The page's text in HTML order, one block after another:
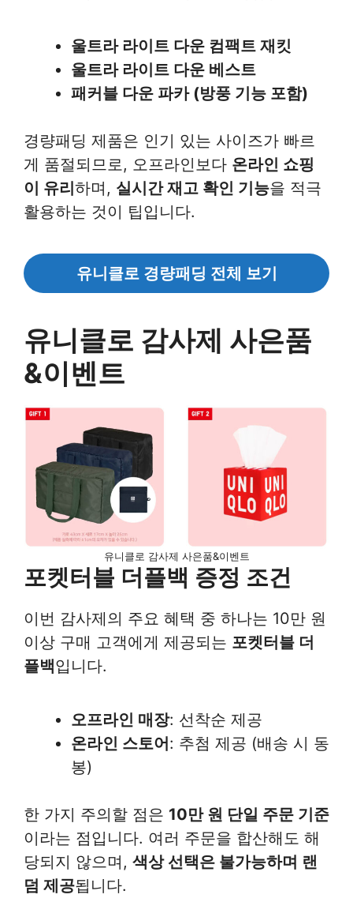
울트라 라이트 다운 컴팩트 재킷
울트라 라이트 다운 베스트
패커블 다운 파카 (방풍 기능 포함)
경량패딩 제품은 인기 있는 사이즈가 빠르
게 품절되므로, 오프라인보다 온라인 쇼핑
이 유리하며, 실시간 재고 확인 기능을 적극
활용하는 것이 팁입니다.
유니클로 경량패딩 전체 보기
유니클로 감사제 사은품
&이벤트
유니클로 감사제 사은품&이벤트
포켓터블 더플백 증정 조건
이번 감사제의 주요 혜택 중 하나는 10만 원
이상 구매 고객에게 제공되는 포켓터블 더
플백입니다.
오프라인 매장: 선착순 제공
온라인 스토어: 추첨 제공 (배송 시 동
봉)
한 가지 주의할 점은 10만 원 단일 주문 기준
이라는 점입니다. 여러 주문을 합산해도 해
당되지 않으며, 색상 선택은 불가능하며 랜
덤 제공됩니다.